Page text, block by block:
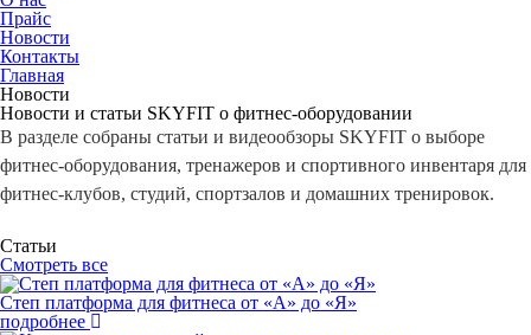
Прайс
Новости
Контакты
Главная
Новости
Новости и статьи SKYFIT о фитнес-оборудовании
В разделе собраны статьи и видеообзоры SKYFIT о выборе
фитнес-оборудования, тренажеров и спортивного инвентаря для
фитнес-клубов, студий, спортзалов и домашних тренировок.
Статьи
Смотреть все
Степ платформа для фитнеса от «А» до «Я»
подробнее